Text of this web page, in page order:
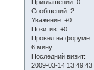
Приглашений: 0
Сообщений: 2
Уважение: +0
Позитив: +0
Провел на форуме:
6 минут
Последний визит:
2009-03-14 13:49:43